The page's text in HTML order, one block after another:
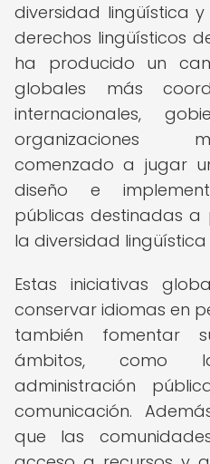
diversidad lingüística
derechos lingüísticos
ha producido un
globales más
internacionales,
organizaciones
comenzado a jugar
diseño e
públicas destinadas a
la diversidad
Estas iniciativas
conservar idiomas en
también fomentar
ámbitos, como
administración
comunicación.
que las